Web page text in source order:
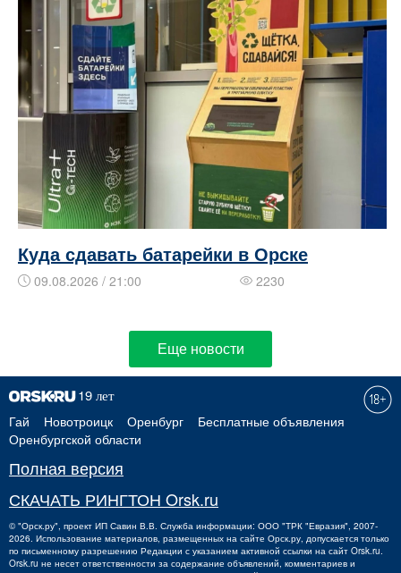
Куда сдавать батарейки в Орске
09.08.2026 / 21:00 2230
Еще новости
Гай Новотроицк Оренбург
Бесплатные объявления
Оренбургской области
Полная версия
СКАЧАТЬ РИНГТОН Orsk.ru
©"Орск.ру", проект ИП Савин В.В. Служба информации: ООО "ТРК "Евразия", 2007-
2026. Использование материалов, размещенных на сайте Орск.ру, допускается только
по письменному разрешению Редакции с указанием активной ссылки на сайт Orsk.ru.
Orsk.ru не несет ответственности за содержание объявлений, комментариев и